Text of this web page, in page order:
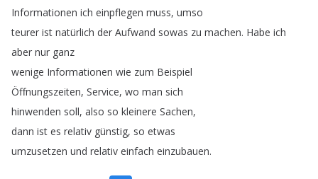
Informationen ich einpflegen muss, umso
teurer ist natürlich der Aufwand sowas zu machen. Habe ich
aber nur ganz
wenige Informationen wie zum Beispiel
Öffnungszeiten, Service, wo man sich
hinwenden soll, also so kleinere Sachen,
dann ist es relativ günstig, so etwas
umzusetzen und relativ einfach einzubauen.